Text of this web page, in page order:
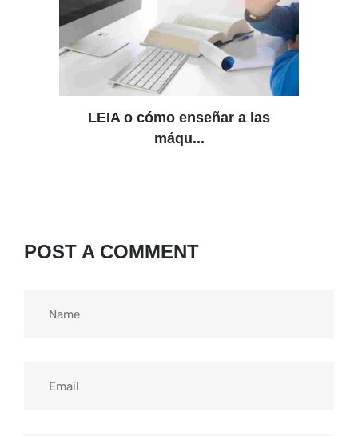
LEIA o cómo enseñar a las
máqu...
POST A COMMENT